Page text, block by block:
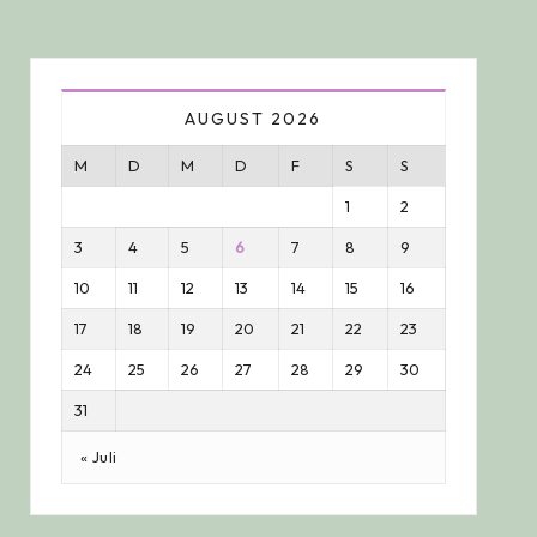
AUGUST 2026
M D M D F S S
1 2
3 4 5 6 7 8 9
10 11 12 13 14 15 16
17 18 19 20 21 22 23
24 25 26 27 28 29 30
31
« Juli